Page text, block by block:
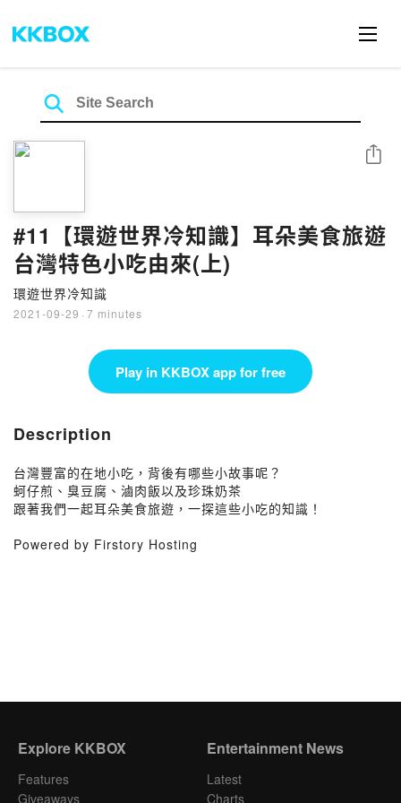
#11【環遊世界冷知識】耳朵美食旅遊
台灣特色小吃由來(上)
環遊世界冷知識
2021-09-29 · 7 minutes
Share
Play in KKBOX app for free
Description
台灣豐富的在地小吃，背後有哪些小故事呢？
蚵仔煎、臭豆腐、滷肉飯以及珍珠奶茶
跟著我們一起耳朵美食旅遊，一探這些小吃的知識！
Powered by Firstory Hosting
Explore KKBOX
Features
Giveaways
Entertainment News
Latest
Charts